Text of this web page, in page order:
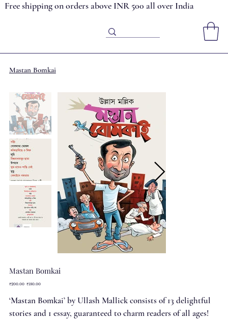
Free shipping on orders above INR 500 all over India
Mastan Bomkai
Mastan Bomkai
Original
₹200.00 Sale
₹180.00
‘Mastan Bomkai’ by Ullash Mallick consists of 13 delightful
stories and 1 essay, guaranteed to charm readers of all ages!